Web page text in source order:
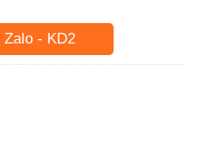
Zalo - KD2